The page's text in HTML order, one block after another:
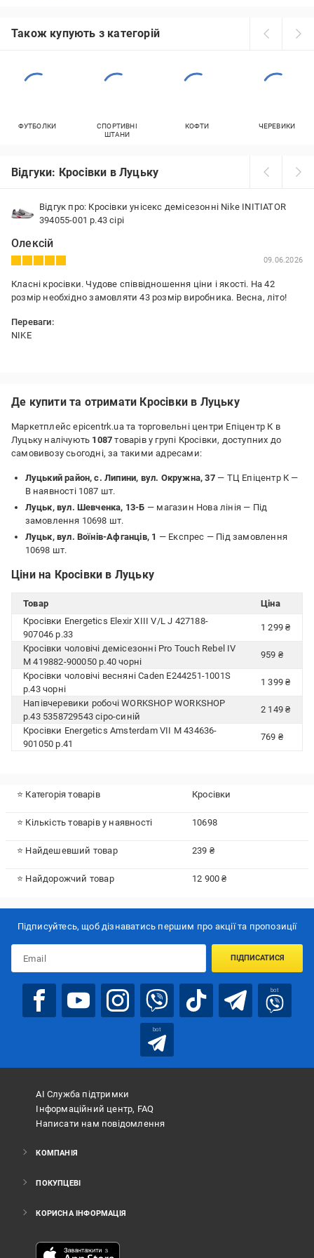
Також купують з категорій
ФУТБОЛКИ
СПОРТИВНІ
ШТАНИ
КОФТИ ЧЕРЕВИКИ
Відгуки: Кросівки в Луцьку
Відгук про: Кросівки унісекс демісезонні Nike INITIATOR
394055-001 р.43 сірі
Олексій
09.06.2026
Класні кросівки. Чудове співвідношення ціни і якості. На 42
розмір необхідно замовляти 43 розмір виробника. Весна, літо!
Переваги:
NIKE
Де купити та отримати Кросівки в Луцьку
Маркетплейс epicentrk.ua та торговельні центри Епіцентр К в
Луцьку налічують 1087 товарів у групі Кросівки, доступних до
самовивозу сьогодні, за такими адресами:
Луцький район, с. Липини, вул. Окружна, 37— ТЦ Епіцентр К —
В наявності 1087 шт.
Луцьк, вул. Шевченка, 13-Б — магазин Нова лінія — Під
замовлення 10698 шт.
Луцьк, вул. Воїнів-Афганців, 1 — Експрес — Під замовлення
10698 шт.
Ціни на Кросівки в Луцьку
Товар
Ціна
Кросівки Energetics Elexir XIII V/L J 427188-
907046 р.33
1 299 ₴
Кросівки чоловічі демісезонні Pro Touch Rebel IV
M 419882-900050 р.40 чорні
959 ₴
Кросівки чоловічі весняні Caden E244251-1001S
р.43 чорні
1 399 ₴
Напівчеревики робочі WORKSHOP WORKSHOP
р.43 5358729543 сіро-синій
2 149 ₴
Кросівки Energetics Amsterdam VII M 434636-
901050 р.41
769 ₴
⭐ Категорія товарів Кросівки
⭐ Кількість товарів у наявності 10698
⭐ Найдешевший товар 239 ₴
⭐ Найдорожчий товар 12 900 ₴
Підписуйтесь, щоб дізнаватись першим про акції та пропозиції
ПІДПИСАТИСЯ
bot
bot
АІ Служба підтримки
Інформаційний центр, FAQ
Написати нам повідомлення
КОМПАНІЯ
ПОКУПЦЕВІ
КОРИСНА ІНФОРМАЦІЯ